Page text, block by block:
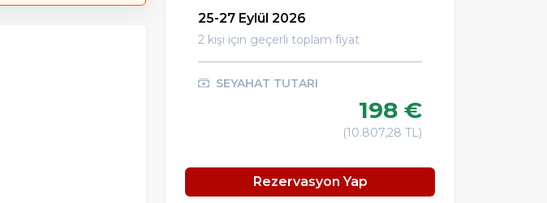
25-27 Eylül 2026
2 kişi için geçerli toplam fiyat
SEYAHAT TUTARI
198 €
(10.807,28 TL)
Rezervasyon Yap